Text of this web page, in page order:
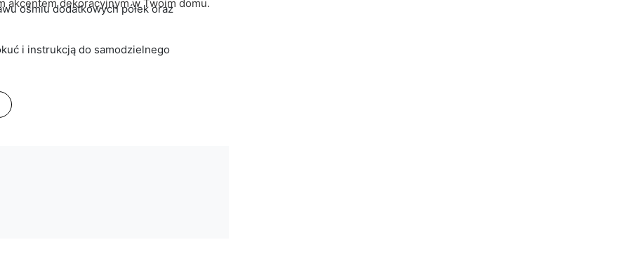
akcentem dekoracyjnym w Twoim domu.
ośmiu dodatkowych półek oraz
i instrukcją do samodzielnego